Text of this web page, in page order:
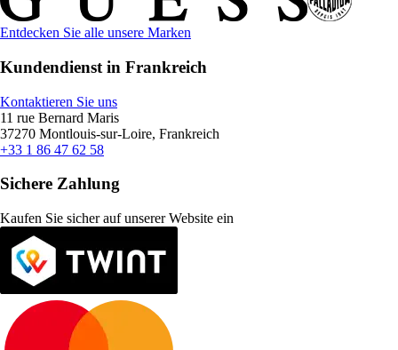
Entdecken Sie alle unsere Marken
Kundendienst in Frankreich
Kontaktieren Sie uns
11 rue Bernard Maris
37270 Montlouis-sur-Loire, Frankreich
+33 1 86 47 62 58
Sichere Zahlung
Kaufen Sie sicher auf unserer Website ein